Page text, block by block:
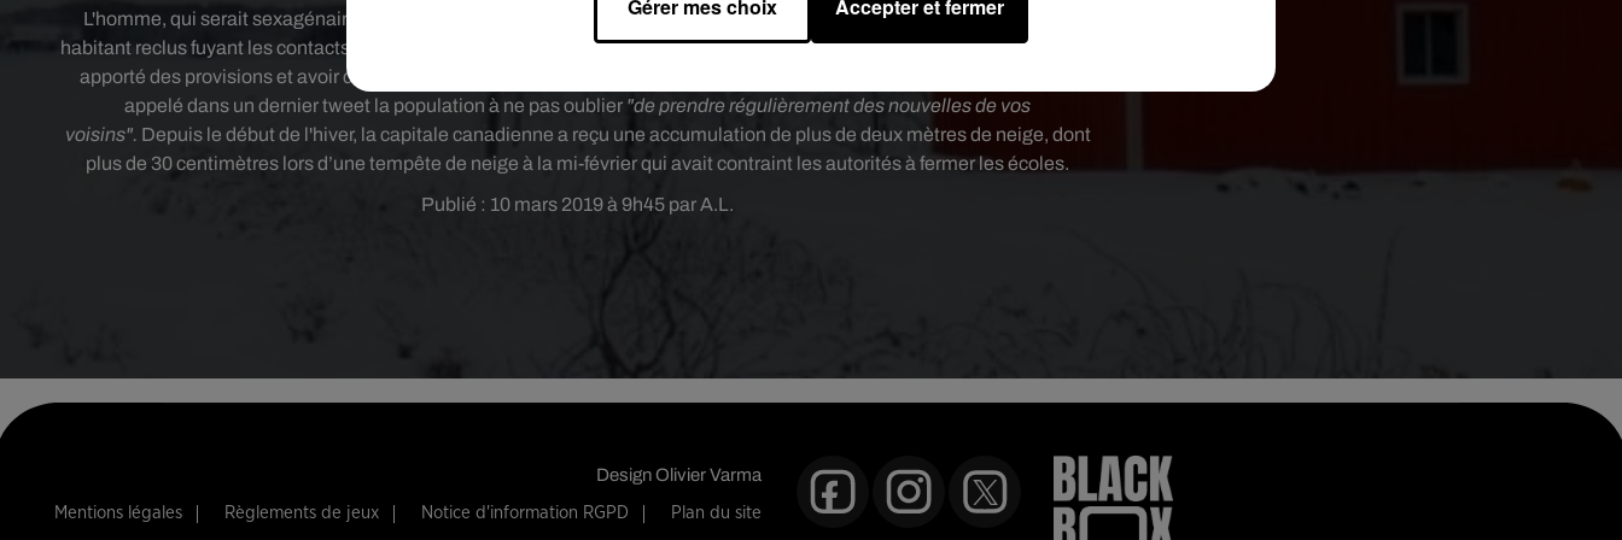
Publié : 10 mars 2019 à 9h45 par A.L.
L'homme, qui serait sexagénaire ou septuagénaire selon des médias locaux, est considéré par ses voisins comme un
habitant reclus fuyant les contacts et ne sortant que très rarement, essentiellement la nuit. Les policiers ont assuré lui avoir
apporté des provisions et avoir demandé aux services compétents de s’assurer de son bien-être à l’avenir. Ils ont aussi
appelé dans un dernier tweet la population à ne pas oublier "de prendre régulièrement des nouvelles de vos
voisins". Depuis le début de l'hiver, la capitale canadienne a reçu une accumulation de plus de deux mètres de neige, dont
plus de 30 centimètres lors d’une tempête de neige à la mi-février qui avait contraint les autorités à fermer les écoles.
DesignOlivier Varma
Mentions légales Règlements de jeux Notice d'information RGPD Plan du site
Gérer mes choix Accepter et fermer